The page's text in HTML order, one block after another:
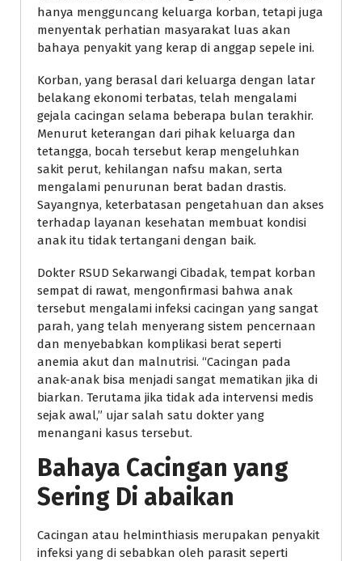
hanya mengguncang keluarga korban, tetapi juga
menyentak perhatian masyarakat luas akan
bahaya penyakit yang kerap di anggap sepele ini.
Korban, yang berasal dari keluarga dengan latar
belakang ekonomi terbatas, telah mengalami
gejala cacingan selama beberapa bulan terakhir.
Menurut keterangan dari pihak keluarga dan
tetangga, bocah tersebut kerap mengeluhkan
sakit perut, kehilangan nafsu makan, serta
mengalami penurunan berat badan drastis.
Sayangnya, keterbatasan pengetahuan dan akses
terhadap layanan kesehatan membuat kondisi
anak itu tidak tertangani dengan baik.
Dokter RSUD Sekarwangi Cibadak, tempat korban
sempat di rawat, mengonfirmasi bahwa anak
tersebut mengalami infeksi cacingan yang sangat
parah, yang telah menyerang sistem pencernaan
dan menyebabkan komplikasi berat seperti
anemia akut dan malnutrisi. “Cacingan pada
anak-anak bisa menjadi sangat mematikan jika di
biarkan. Terutama jika tidak ada intervensi medis
sejak awal,” ujar salah satu dokter yang
menangani kasus tersebut.
Bahaya Cacingan yang
Sering Di abaikan
Cacingan atau helminthiasis merupakan penyakit
infeksi yang di sebabkan oleh parasit seperti